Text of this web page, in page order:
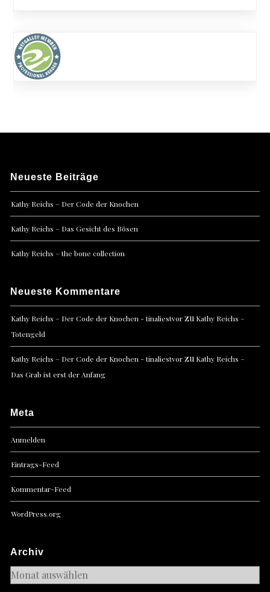
Neueste Beiträge
Kathy Reichs – Der Code der Knochen
Kathy Reichs – Das Gesicht des Bösen
Kathy Reichs – the bone collection
Neueste Kommentare
Kathy Reichs – Der Code der Knochen - tinaliestvorzu Kathy Reichs –
Totengeld
Kathy Reichs – Der Code der Knochen - tinaliestvorzu Kathy Reichs –
Das Grab ist erst der Anfang
Meta
Anmelden
Eintrags-Feed
Kommentar-Feed
WordPress.org
Archiv
Archiv